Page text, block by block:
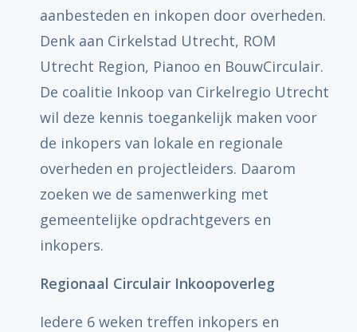
aanbesteden en inkopen door overheden.
Denk aan Cirkelstad Utrecht, ROM
Utrecht Region, Pianoo en BouwCirculair.
De coalitie Inkoop van Cirkelregio Utrecht
wil deze kennis toegankelijk maken voor
de inkopers van lokale en regionale
overheden en projectleiders. Daarom
zoeken we de samenwerking met
gemeentelijke opdrachtgevers en
inkopers.
Regionaal Circulair Inkoopoverleg
Iedere 6 weken treffen inkopers en